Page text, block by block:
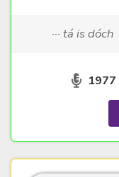
··· tá is dóch
1977